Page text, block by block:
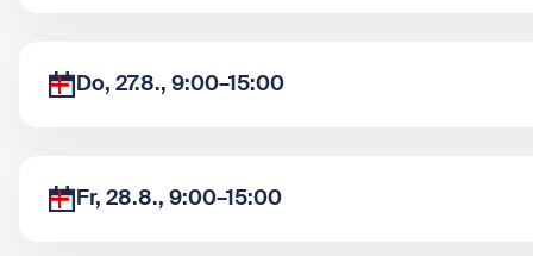
Do, 27.8., 9:00–15:00
Fr, 28.8., 9:00–15:00